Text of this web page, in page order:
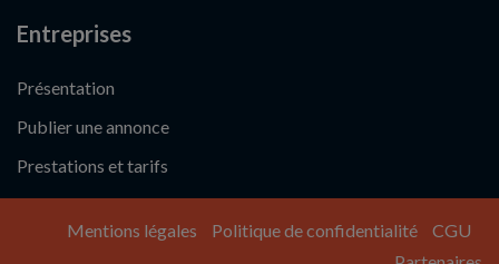
Entreprises
Présentation
Publier une annonce
Prestations et tarifs
Mentions légales Politique de confidentialité
CGU